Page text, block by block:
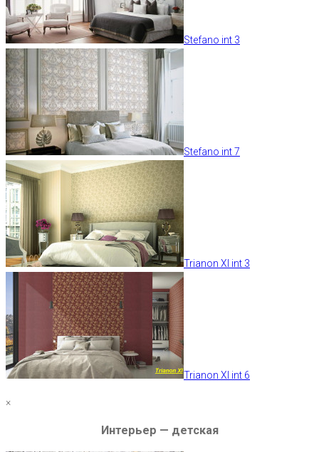
Stefano int 3
Stefano int 7
Trianon XI int 3
Trianon XI int 6
×
Интерьер — детская